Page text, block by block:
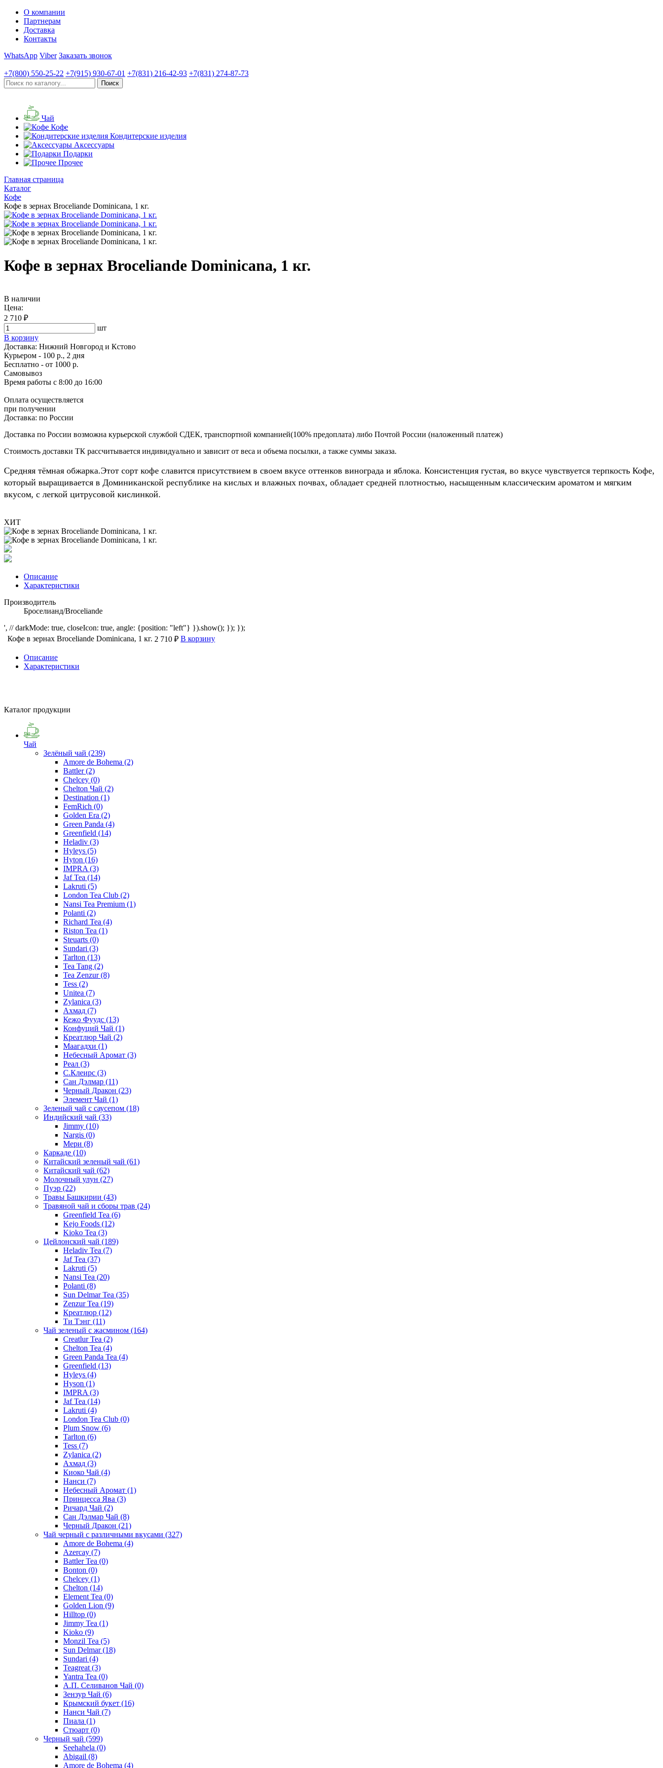
О компании
Партнерам
Доставка
Контакты
WhatsApp Viber Заказать звонок
+7(800) 550-25-22 +7(915) 930-67-01 +7(831) 216-42-93 +7(831) 274-87-73
Чай
Кофе
Кондитерские изделия
Аксессуары
Подарки
Прочее
Главная страница
Каталог
Кофе
Кофе в зернах Broceliande Dominicana, 1 кг.
Кофе в зернах Broceliande Dominicana, 1 кг.
В наличии
Цена:
2 710 ₽
шт
В корзину
Доставка: Нижний Новгород и Кстово
Курьером - 100 р., 2 дня
Бесплатно - от 1000 р.
Самовывоз
Время работы с 8:00 до 16:00
Оплата осуществляется
при получении
Доставка: по России
Доставка по России возможна курьерской службой СДЕК, транспортной компанией(100% предоплата) либо Почтой России (наложенный платеж)
Стоимость доставки ТК рассчитывается индивидуально и зависит от веса и объема посылки, а также суммы заказа.
Средняя тёмная обжарка.Этот сорт кофе славится присутствием в своем вкусе оттенков винограда и яблока. Консистенция густая, во вкусе чувствуется терпкость Кофе,
который выращивается в Доминиканской республике на кислых и влажных почвах, обладает средней плотностью, насыщенным классическим ароматом и мягким
вкусом, с легкой цитрусовой кислинкой.
ХИТ
Описание
Характеристики
Производитель
Броселианд/Broceliande
', // darkMode: true, closeIcon: true, angle: {position: "left"} }).show(); }); });
Кофе в зернах Broceliande Dominicana, 1 кг. 2 710 ₽ В корзину
Описание
Характеристики
Каталог продукции
Чай
Зелёный чай (239)
Amore de Bohema (2)
Battler(2)
Chelcey (0)
Chelton Чай (2)
Destination (1)
FemRich (0)
Golden Era (2)
Green Panda (4)
Greenfield (14)
Heladiv (3)
Hyleys (5)
Hyton (16)
IMPRA (3)
Jaf Tea (14)
Lakruti (5)
London Tea Club (2)
Nansi Tea Premium (1)
Polanti (2)
Richard Tea (4)
Riston Tea (1)
Steuarts (0)
Sundari (3)
Tarlton (13)
Tea Tang (2)
Tea Zenzur(8)
Tess (2)
Unitea (7)
Zylanica (3)
Ахмад (7)
Кежо Фуудс (13)
Конфуций Чай (1)
Креатлюр Чай (2)
Маагадхи (1)
Небесный Аромат (3)
Реал (3)
С.Клеирс (3)
Сан Дэлмар (11)
Черный Дракон (23)
Элемент Чай (1)
Зеленый чай с саусепом (18)
Индийский чай (33)
Jimmy (10)
Nargis (0)
Мери (8)
Каркаде (10)
Китайский зеленый чай (61)
Китайский чай (62)
Молочный улун (27)
Пуэр (22)
Травы Башкирии (43)
Травяной чай и сборы трав (24)
Greenfield Tea (6)
Kejo Foods (12)
Kioko Tea (3)
Цейлонский чай (189)
Heladiv Tea (7)
Jaf Tea (37)
Lakruti (5)
Nansi Tea (20)
Polanti (8)
Sun Delmar Tea (35)
Zenzur Tea (19)
Креатлюр (12)
Ти Тэнг (11)
Чай зеленый с жасмином (164)
Creatlur Tea (2)
Chelton Tea (4)
Green Panda Tea (4)
Greenfield (13)
Hyleys (4)
Hyson (1)
IMPRA (3)
Jaf Tea (14)
Lakruti (4)
London Tea Club (0)
Plum Snow (6)
Tarlton (6)
Tess (7)
Zylanica (2)
Ахмад (3)
Киоко Чай (4)
Нанси (7)
Небесный Аромат (1)
Принцесса Ява (3)
Ричард Чай (2)
Сан Дэлмар Чай (8)
Черный Дракон (21)
Чай черный с различными вкусами (327)
Amore de Bohema (4)
Azercay (7)
Battler Tea (0)
Bonton (0)
Chelcey (1)
Chelton (14)
Element Tea (0)
Golden Lion (9)
Hilltop (0)
Jimmy Tea (1)
Kioko (9)
Monzil Tea (5)
Sun Delmar(18)
Sundari (4)
Teagreat (3)
Yantra Tea (0)
А.П. Селиванов Чай (0)
Зензур Чай (6)
Крымский букет (16)
Нанси Чай (7)
Пиала (1)
Стюарт (0)
Черный чай (599)
Seehahela (0)
Abigail (8)
Amore de Bohema (4)